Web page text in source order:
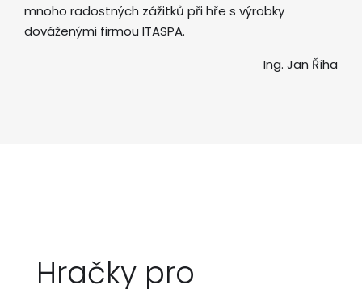
mnoho radostných zážitků při hře s výrobky
dováženými firmou ITASPA.
Ing. Jan Říha
Hračky pro